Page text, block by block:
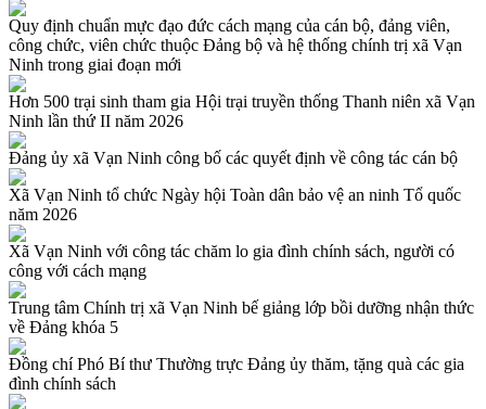
Quy định chuẩn mực đạo đức cách mạng của cán bộ, đảng viên,
công chức, viên chức thuộc Đảng bộ và hệ thống chính trị xã Vạn
Ninh trong giai đoạn mới
Hơn 500 trại sinh tham gia Hội trại truyền thống Thanh niên xã Vạn
Ninh lần thứ II năm 2026
Đảng ủy xã Vạn Ninh công bố các quyết định về công tác cán bộ
Xã Vạn Ninh tổ chức Ngày hội Toàn dân bảo vệ an ninh Tổ quốc
năm 2026
Xã Vạn Ninh với công tác chăm lo gia đình chính sách, người có
công với cách mạng
Trung tâm Chính trị xã Vạn Ninh bế giảng lớp bồi dưỡng nhận thức
về Đảng khóa 5
Đồng chí Phó Bí thư Thường trực Đảng ủy thăm, tặng quà các gia
đình chính sách